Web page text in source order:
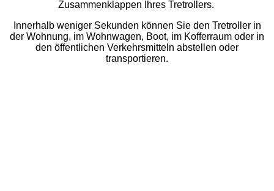
Zusammenklappen Ihres Tretrollers.
Innerhalb weniger Sekunden können Sie den Tretroller in
der Wohnung, im Wohnwagen, Boot, im Kofferraum oder in
den öffentlichen Verkehrsmitteln abstellen oder
transportieren.